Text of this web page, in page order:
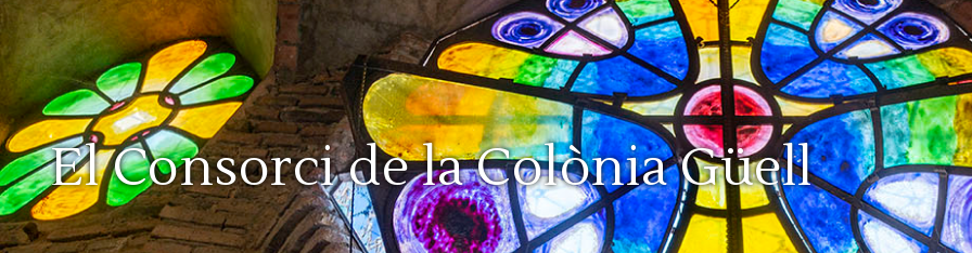
El Consorci de la Colònia Güell